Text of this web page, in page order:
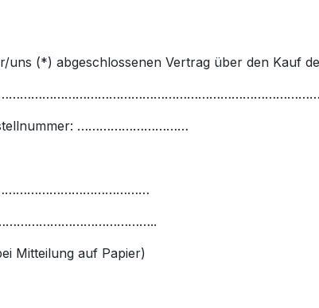
(*) abgeschlossenen Vertrag über den Kauf
…………………………
Mitteilung auf Papier)